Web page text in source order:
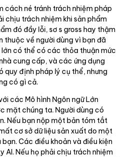
cách né tránh trách nhiệm pháp
chịu trách nhiệm khi sản phẩm
đó đầy lỗi, sơ s gross hay thậm
thuộc về người dùng vì bạn đã
có thể có các thỏa thuận mức
cung cấp, và các ứng dụng
quy định pháp lý cụ thể, nhưng
có gì cả.
các Mô hình Ngôn ngữ Lớn
mặt chúng ta. Người dùng có
Nếu bạn nộp một bản tóm tắt
cơ sở dữ liệu sản xuất do một
Các điều khoản và điều kiện
AI. Nếu họ phải chịu trách nhiệm